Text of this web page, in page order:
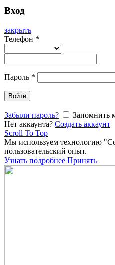
Вход
закрыть
Телефон *
Пароль *
Войти
Забыли пароль?
Запомнить
Нет аккаунта? Создать аккаунт
Scroll To Top
Мы используем технологию
пользовательский опыт.
Узнать подробнее Принять